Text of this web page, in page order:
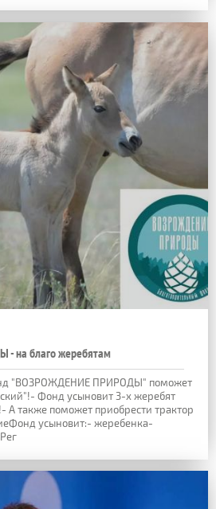
на благо жеребятам
"ВОЗРОЖДЕНИЕ ПРИРОДЫ" поможет
Фонд усыновит 3-х жеребят
А также поможет приобрести трактор
усыновит:- жеребенка-